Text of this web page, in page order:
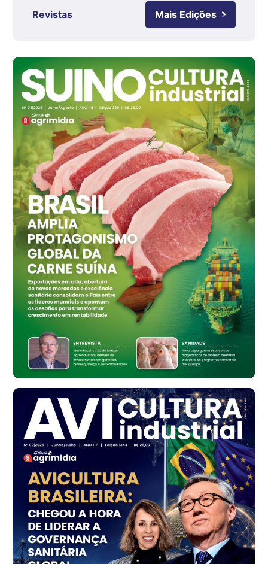
cx
Ovo Branco - Regional
Branco
R$ 145,34
cx
Ovo Vermelho - Regional
Grande São Paulo (SP)
R$ 155,59
cx
Ovo Vermelho - Regional
Vermelho
R$ 159,31
cx
Ovo Branco - Regional
Bastos (SP)
R$ 134,42
cx
Ovo Vermelho - Regional
Bastos (SP)
R$ 148,56
cx
Frango - Indicador
R$ 7,16
kg
Frango - Indicador
R$ 7,18
kg
Trigo Atacado - Regional
PR
R$ 1.414,46
Revistas Mais Edições